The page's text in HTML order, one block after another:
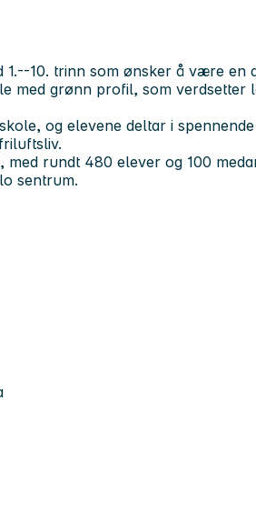
10. trinn som ønsker å være en
med grønn profil, som verdsetter
og elevene deltar i
rundt 480 elever og 100
sentrum.